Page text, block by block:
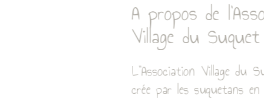
A propos de l'Association
Village du Suquet